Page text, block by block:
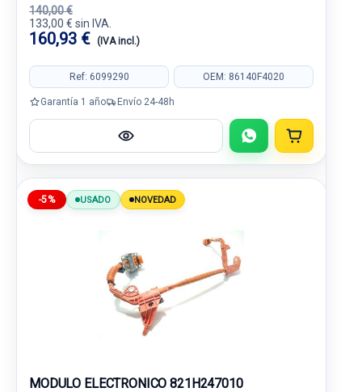
140,00 €
133,00 € sin IVA.
160,93 € (IVA incl.)
Ref: 6099290 OEM: 86140F4020
Garantía 1 año Envío 24-48h
-5% USADO NOVEDAD
MODULO ELECTRONICO 821H247010